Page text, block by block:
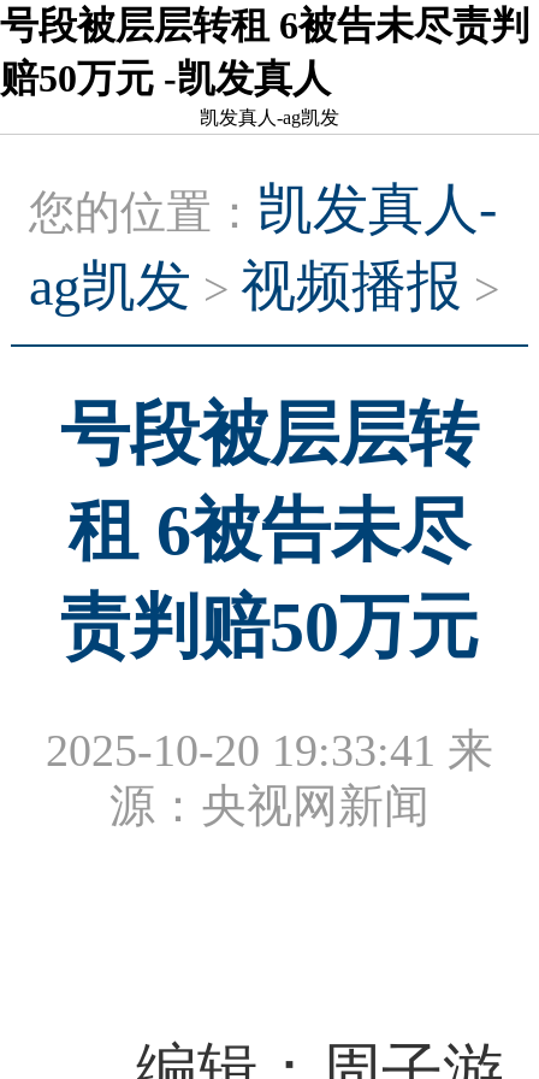
号段被层层转租 6被告未尽责判
赔50万元 -凯发真人
凯发真人-ag凯发
您的位置： 凯发真人-
ag凯发 >视频播报 >
号段被层层转
租 6被告未尽
责判赔50万元
2025-10-20 19:33:41 来
源：央视网新闻